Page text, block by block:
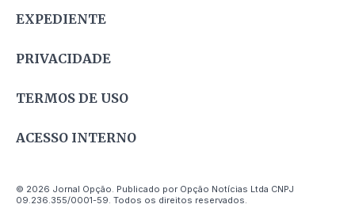
EXPEDIENTE
PRIVACIDADE
TERMOS DE USO
ACESSO INTERNO
© 2026 Jornal Opção. Publicado por Opção Notícias Ltda CNPJ
09.236.355/0001-59. Todos os direitos reservados.